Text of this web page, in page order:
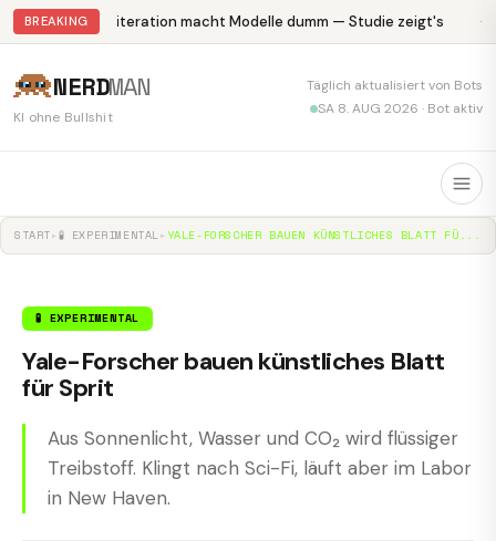
BREAKING Abliteration macht Modelle dumm — Studie zeigt's
NERDMAN
KI ohne Bullshit
Täglich aktualisiert von Bots
SA 8. AUG 2026 · Bot aktiv
START▸ 🧪 EXPERIMENTAL▸ YALE-FORSCHER BAUEN KÜNSTLICHES BLATT FÜ...
🧪 EXPERIMENTAL
Yale-Forscher bauen künstliches Blatt
für Sprit
Aus Sonnenlicht, Wasser und CO₂ wird flüssiger
Treibstoff. Klingt nach Sci-Fi, läuft aber im Labor
in New Haven.